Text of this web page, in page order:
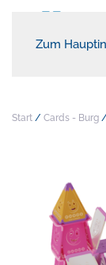
Zum
Start / Cards - Burg /